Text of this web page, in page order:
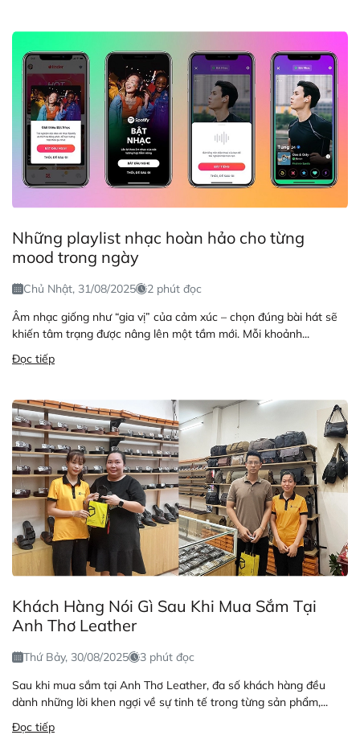
Những playlist nhạc hoàn hảo cho từng
mood trong ngày
Chủ Nhật, 31/08/2025
2 phút đọc
Âm nhạc giống như “gia vị” của cảm xúc – chọn đúng bài hát sẽ
khiến tâm trạng được nâng lên một tầm mới. Mỗi khoảnh...
Đọc tiếp
Khách Hàng Nói Gì Sau Khi Mua Sắm Tại
Anh Thơ Leather
Thứ Bảy, 30/08/2025
3 phút đọc
Sau khi mua sắm tại Anh Thơ Leather, đa số khách hàng đều
dành những lời khen ngợi về sự tinh tế trong từng sản phẩm,...
Đọc tiếp